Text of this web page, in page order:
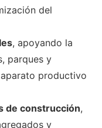
del
, apoyando la
parques y
productivo
de construcción,
y